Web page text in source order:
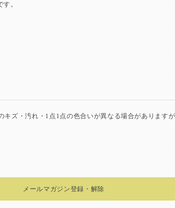
。
ズ・汚れ・1点1点の色合いが異なる場合があります
メールマガジン登録・解除